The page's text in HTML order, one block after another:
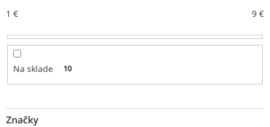
d
u
k
t
1 € 9 €
Na sklade 10
Značky